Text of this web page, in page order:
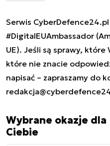
Serwis
#DigitalEUAmbassador
UE). Jeśli są sprawy,
które nie znacie
napisać – zapraszamy do
Wybrane okazje dla
Ciebie